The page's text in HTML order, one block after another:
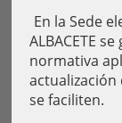
En la Sede
ALBACETE
normativa
actualización
se faciliten.